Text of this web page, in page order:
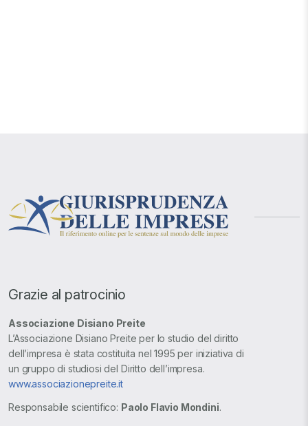
Grazie al patrocinio
Associazione Disiano Preite
L’Associazione Disiano Preite per lo studio del diritto
dell’impresa è stata costituita nel 1995 per iniziativa di
un gruppo di studiosi del Diritto dell’impresa.
www.associazionepreite.it
Responsabile scientifico: Paolo Flavio Mondini.